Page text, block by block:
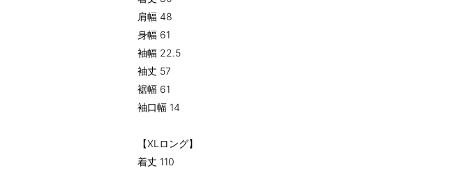
肩幅 48
身幅 61
袖幅 22.5
袖丈 57
裾幅 61
袖口幅 14
【XLロング】
着丈 110